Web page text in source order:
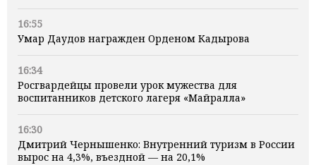
16:55
Умар Даудов награжден Орденом Кадырова
16:34
Росгвардейцы провели урок мужества для
воспитанников детского лагеря «Майралла»
16:30
Дмитрий Чернышенко: Внутренний туризм в России
вырос на 4,3%, въездной — на 20,1%